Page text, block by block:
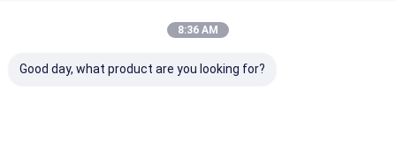
Prodotti Raccomandati8:36 AM
Good day, what product are you looking for?